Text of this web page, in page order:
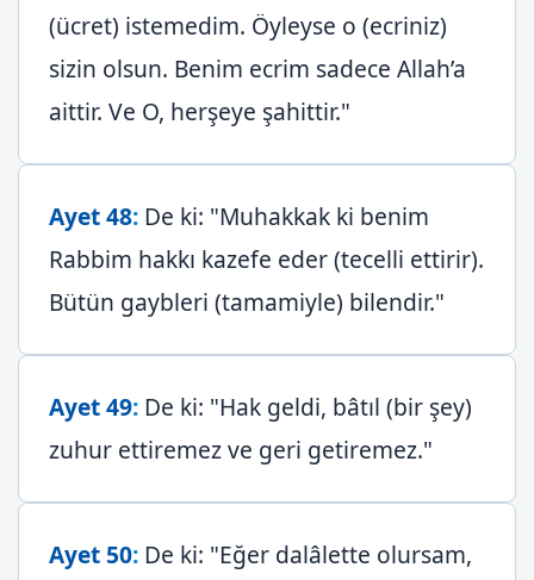
(ücret) istemedim. Öyleyse o (ecriniz)
sizin olsun. Benim ecrim sadece Allah’a
aittir. Ve O, herşeye şahittir."
Ayet 48: De ki: "Muhakkak ki benim
Rabbim hakkı kazefe eder (tecelli ettirir).
Bütün gaybleri (tamamiyle) bilendir."
Ayet 49: De ki: "Hak geldi, bâtıl (bir şey)
zuhur ettiremez ve geri getiremez."
Ayet 50: De ki: "Eğer dalâlette olursam,